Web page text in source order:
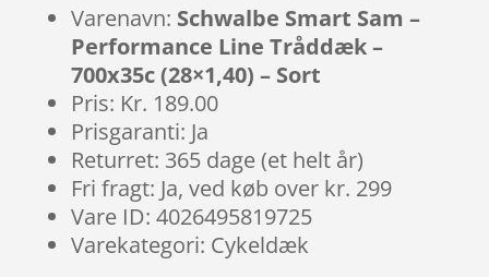
Varenavn: Schwalbe Smart Sam –
Performance Line Tråddæk –
700x35c (28×1,40) – Sort
Pris: Kr. 189.00
Prisgaranti: Ja
Returret: 365 dage (et helt år)
Fri fragt: Ja, ved køb over kr. 299
Vare ID: 4026495819725
Varekategori: Cykeldæk